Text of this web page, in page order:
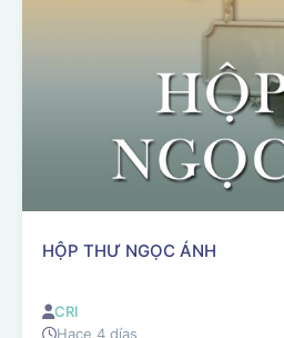
HỘP THƯ NGỌC ÁNH
CRI
Hace 4 días